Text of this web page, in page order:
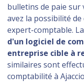
bulletins de paie
avez la possibilité
expert-comptable. La
d'un logiciel de
entreprise cible à
similaires sont
comptabilité à